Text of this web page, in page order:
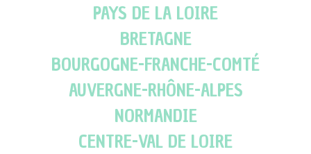
PAYS DE LA LOIRE
BRETAGNE
BOURGOGNE-FRANCHE-COMTÉ
AUVERGNE-RHÔNE-ALPES
NORMANDIE
CENTRE-VAL DE LOIRE